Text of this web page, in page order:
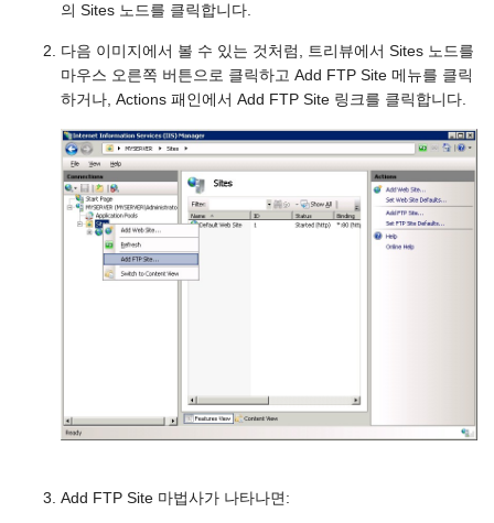
의 Sites 노드를 클릭합니다.
다음 이미지에서 볼 수 있는 것처럼, 트리뷰에서 Sites 노드를
마우스 오른쪽 버튼으로 클릭하고 Add FTP Site 메뉴를 클릭
하거나, Actions 패인에서 Add FTP Site 링크를 클릭합니다.
Add FTP Site 마법사가 나타나면: